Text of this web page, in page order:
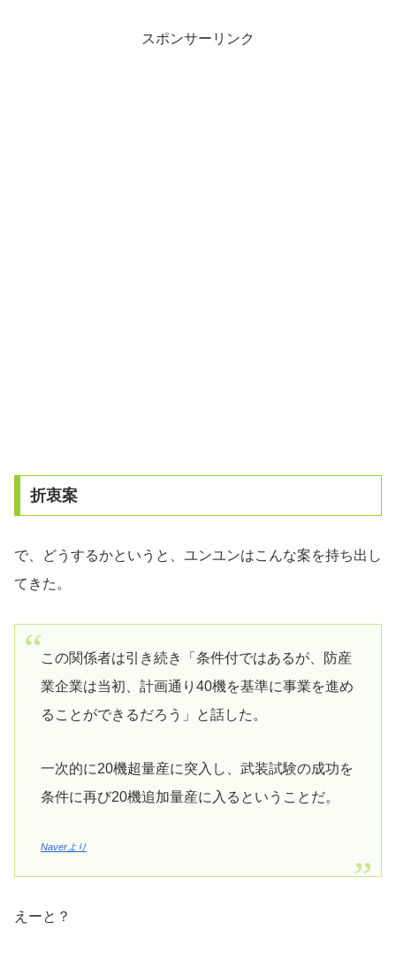
スポンサーリンク
折衷案
で、どうするかというと、ユンユンはこんな案を持ち出し
てきた。
この関係者は引き続き「条件付ではあるが、防産
業企業は当初、計画通り40機を基準に事業を進め
ることができるだろう」と話した。
一次的に20機超量産に突入し、武装試験の成功を
条件に再び20機追加量産に入るということだ。
Naverより
えーと？